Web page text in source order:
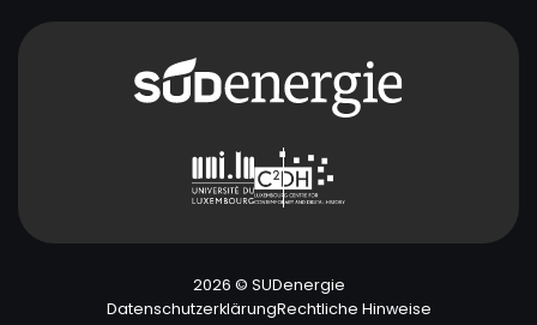
2026 © SUDenergie
DatenschutzerklärungRechtliche Hinweise